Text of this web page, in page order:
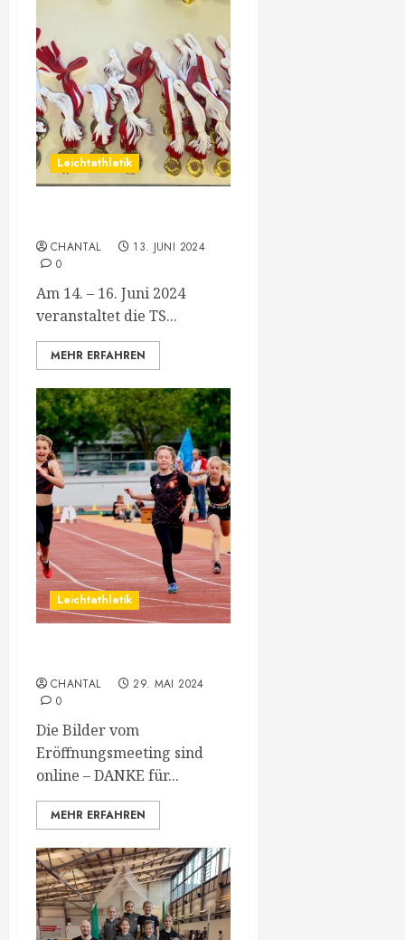
Leichtathletik
CHANTAL
13. JUNI 2024
0
Am 14. – 16. Juni 2024
veranstaltet die TS...
MEHR ERFAHREN
Leichtathletik
CHANTAL
29. MAI 2024
0
Die Bilder vom
Eröffnungsmeeting sind
online – DANKE für...
MEHR ERFAHREN